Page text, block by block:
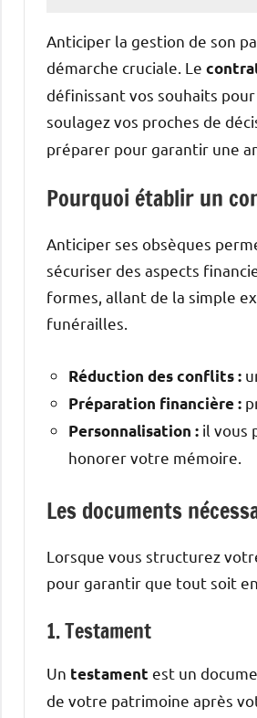
Anticiper la gestion de son
démarche cruciale. Le
définissant vos souhaits
soulagez vos proches de
préparer pour garantir une
Pourquoi établir un
Anticiper ses obsèques
sécuriser des aspects
formes, allant de la simple
funérailles.
Réduction des conflits :
Préparation financière :
Personnalisation : il vous
honorer votre mémoire.
Les documents
Lorsque vous structurez
pour garantir que tout soit
1. Testament
Un testament est un
de votre patrimoine après